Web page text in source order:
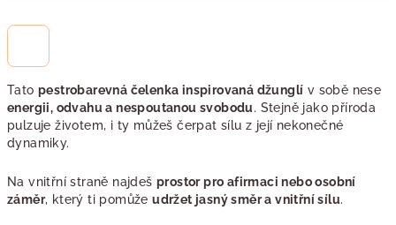
Tato pestrobarevná čelenka inspirovaná džunglí v sobě nese
energii, odvahu a nespoutanou svobodu. Stejně jako příroda
pulzuje životem, i ty můžeš čerpat sílu z její nekonečné
dynamiky.
Na vnitřní straně najdeš prostor pro afirmaci nebo osobní
záměr, který ti pomůžeudržet jasný směr a vnitřní sílu.